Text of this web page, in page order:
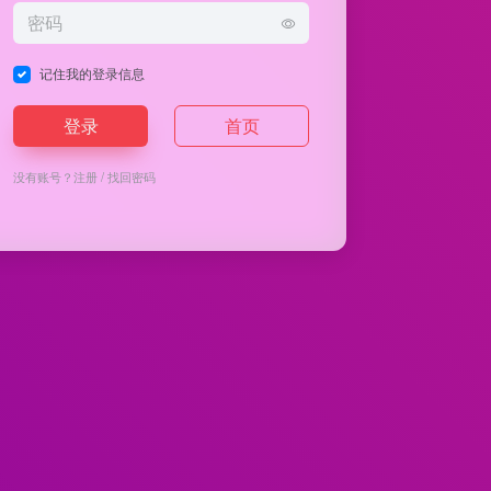
记住我的登录信息
登录 首页
没有账号？注册/找回密码